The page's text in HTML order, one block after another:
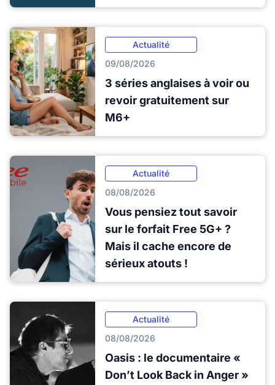
Actualité
09/08/2026
3 séries anglaises à voir ou
revoir gratuitement sur
M6+
Actualité
08/08/2026
Vous pensiez tout savoir
sur le forfait Free 5G+ ?
Mais il cache encore de
sérieux atouts !
Actualité
08/08/2026
Oasis : le documentaire «
Don’t Look Back in Anger »